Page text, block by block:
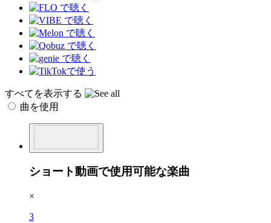
すべてを表示する
曲を使用
ショート動画で使用可能な楽曲
×
3